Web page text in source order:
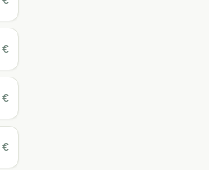
€
€
€